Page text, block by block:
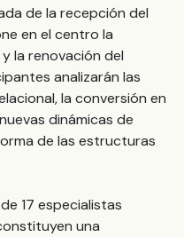
de la recepción del
en el centro la
la renovación del
analizarán las
la conversión en
dinámicas de
de las estructuras
17 especialistas
una